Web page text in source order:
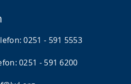
0251 - 591 5553
0251 - 591 6200